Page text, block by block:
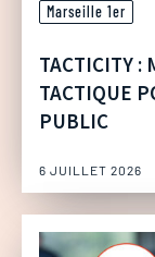
Marseille 1er
TACTICITY :
TACTIQUE
PUBLIC
6 JUILLET 2026